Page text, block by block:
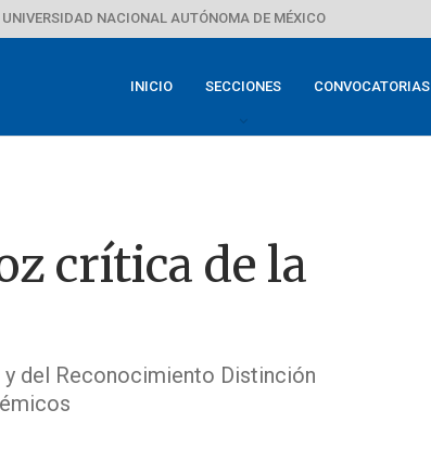
NACIONAL AUTÓNOMA DE MÉXICO
INICIO SECCIONES CONVOCATORIAS
crítica de la
del Reconocimiento Distinción